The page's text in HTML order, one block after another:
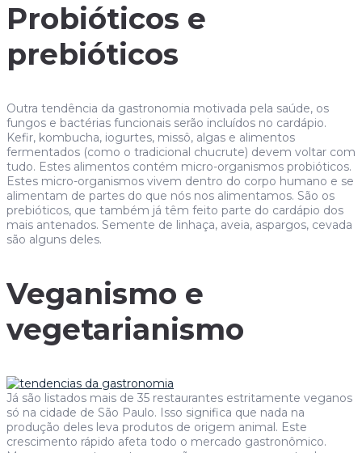
Probióticos e
prebióticos
Outra tendência da gastronomia motivada pela saúde, os
fungos e bactérias funcionais serão incluídos no cardápio.
Kefir, kombucha, iogurtes, missô, algas e alimentos
fermentados (como o tradicional chucrute) devem voltar com
tudo. Estes alimentos contém micro-organismos probióticos.
Estes micro-organismos vivem dentro do corpo humano e se
alimentam de partes do que nós nos alimentamos. São os
prebióticos, que também já têm feito parte do cardápio dos
mais antenados. Semente de linhaça, aveia, aspargos, cevada
são alguns deles.
Veganismo e
vegetarianismo
Já são listados mais de 35 restaurantes estritamente veganos
só na cidade de São Paulo. Isso significa que nada na
produção deles leva produtos de origem animal. Este
crescimento rápido afeta todo o mercado gastronômico.